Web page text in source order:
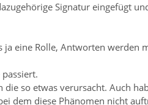
Signatur eingefügt
eine Rolle, Antworten werden
so etwas verursacht. Auch
dem diese Phänomen nicht